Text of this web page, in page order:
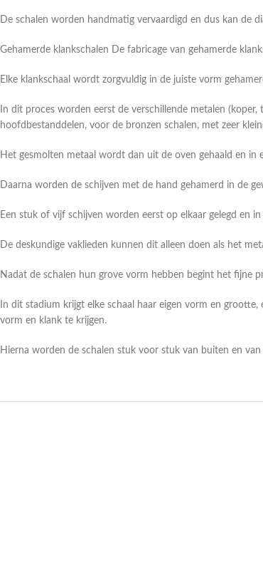
De schalen worden handmatig vervaardigd en dus kan de
Gehamerde klankschalen De fabricage van gehamerde
Elke klankschaal wordt zorgvuldig in de juiste vorm
In dit proces worden eerst de verschillende metalen
hoofdbestanddelen, voor de bronzen schalen, met zeer
Het gesmolten metaal wordt dan uit de oven gehaald en in
Daarna worden de schijven met de hand gehamerd in de
Een stuk of vijf schijven worden eerst op elkaar gelegd en
De deskundige vaklieden kunnen dit alleen doen als het
Nadat de schalen hun grove vorm hebben begint het fijne
In dit stadium krijgt elke schaal haar eigen vorm en
vorm en klank te krijgen.
Hierna worden de schalen stuk voor stuk van buiten en